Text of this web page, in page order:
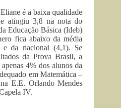
é a baixa qualidade
atingiu 3,8 na nota do
Educação Básica (Ideb)
fica abaixo da média
e da nacional (4,1). Se
da Prova Brasil, a
4% dos alunos da
em Matemática –
E.E. Orlando Mendes
IV.